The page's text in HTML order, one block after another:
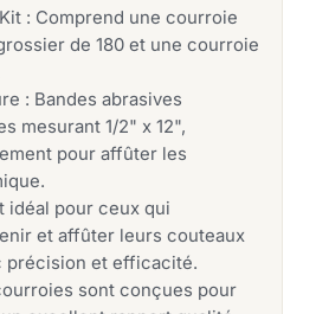
: Comprend une courroie
de 180 et une courroie
: Bandes abrasives
mesurant 1/2" x 12",
pour affûter les
idéal pour ceux qui
et affûter leurs couteaux
précision et efficacité.
sont conçues pour